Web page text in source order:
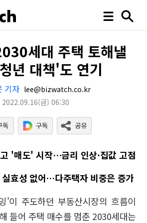
세대 주택 토해낼
년 대책'도 연기
기자 lee@bizwatch.co.kr
2022.09.16(금) 06:30
'매도' 시작…금리 인상·집값 고점
실효성 없어…다주택자 비중은 증가
'이 주도하던 부동산시장의 흐름이
들어 주택 매수를 멈춘 2030세대는